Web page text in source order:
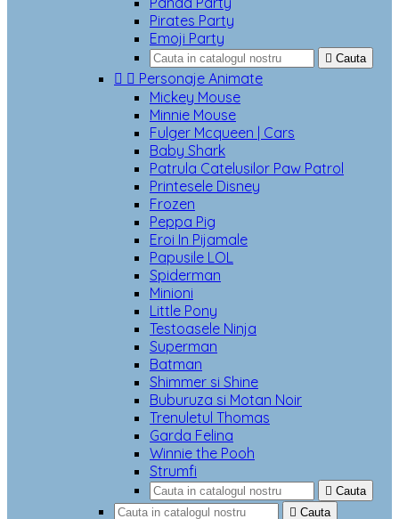
Pirates Party
Emoji Party
 Cauta
  Personaje Animate
Mickey Mouse
Minnie Mouse
Fulger Mcqueen | Cars
Baby Shark
Patrula Catelusilor Paw Patrol
Printesele Disney
Frozen
Peppa Pig
Eroi In Pijamale
Papusile LOL
Spiderman
Minioni
Little Pony
Testoasele Ninja
Superman
Batman
Shimmer si Shine
Buburuza si Motan Noir
Trenuletul Thomas
Garda Felina
Winnie the Pooh
Strumfi
 Cauta
 Cauta